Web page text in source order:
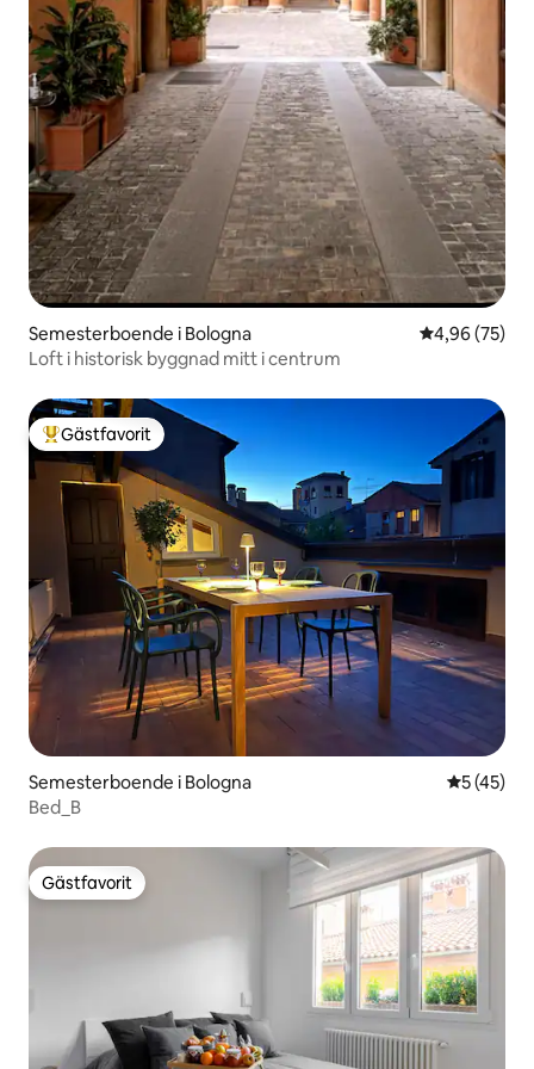
Semesterboende i Bologna 4,96 av 5 i
4,96 (75)
Loft i historisk byggnad mitt i centrum
Populär gästfavorit
Gästfavorit
Semesterboende i Bologna 5 av 5 i
5 (45)
Bed_B
Gästfavorit
Gästfavorit